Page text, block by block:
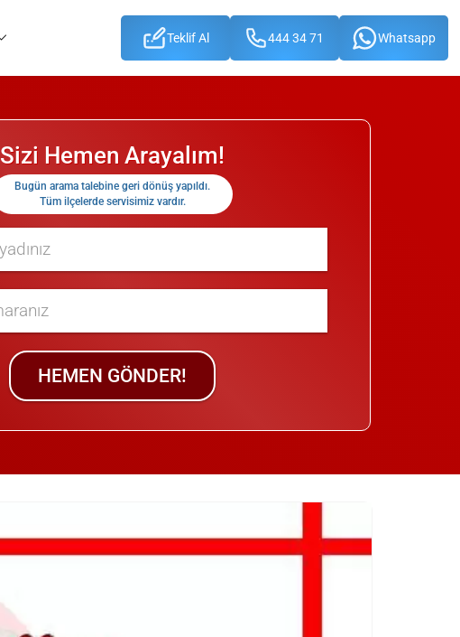
Teklif Al 444 34 71 Whatsapp
Sizi Hemen Arayalım!
Bugün arama talebine geri dönüş yapıldı.
Tüm ilçelerde servisimiz vardır.
HEMEN GÖNDER!